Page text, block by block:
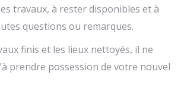
travaux, à rester disponibles et à
questions ou remarques.
finis et les lieux nettoyés, il ne
prendre possession de votre nouvel